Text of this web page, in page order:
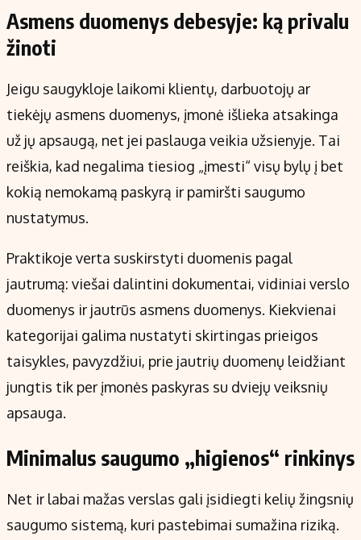
Asmens duomenys debesyje: ką privalu
žinoti
Jeigu saugykloje laikomi klientų, darbuotojų ar
tiekėjų asmens duomenys, įmonė išlieka atsakinga
už jų apsaugą, net jei paslauga veikia užsienyje. Tai
reiškia, kad negalima tiesiog „įmesti“ visų bylų į bet
kokią nemokamą paskyrą ir pamiršti saugumo
nustatymus.
Praktikoje verta suskirstyti duomenis pagal
jautrumą: viešai dalintini dokumentai, vidiniai verslo
duomenys ir jautrūs asmens duomenys. Kiekvienai
kategorijai galima nustatyti skirtingas prieigos
taisykles, pavyzdžiui, prie jautrių duomenų leidžiant
jungtis tik per įmonės paskyras su dviejų veiksnių
apsauga.
Minimalus saugumo „higienos“ rinkinys
Net ir labai mažas verslas gali įsidiegti kelių žingsnių
saugumo sistemą, kuri pastebimai sumažina riziką.